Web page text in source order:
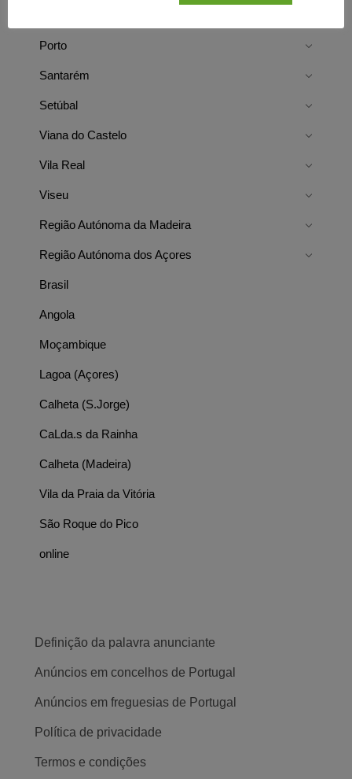
Porto
Santarém
Setúbal
Viana do Castelo
Vila Real
Viseu
Região Autónoma da Madeira
Região Autónoma dos Açores
Brasil
Angola
Moçambique
Lagoa (Açores)
Calheta (S.Jorge)
CaLda.s da Rainha
Calheta (Madeira)
Vila da Praia da Vitória
São Roque do Pico
online
Definição da palavra anunciante
Anúncios em concelhos de Portugal
Anúncios em freguesias de Portugal
Política de privacidade
Termos e condições